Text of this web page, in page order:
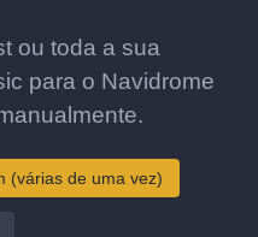
ou toda a sua
para o Navidrome
(várias de uma vez)